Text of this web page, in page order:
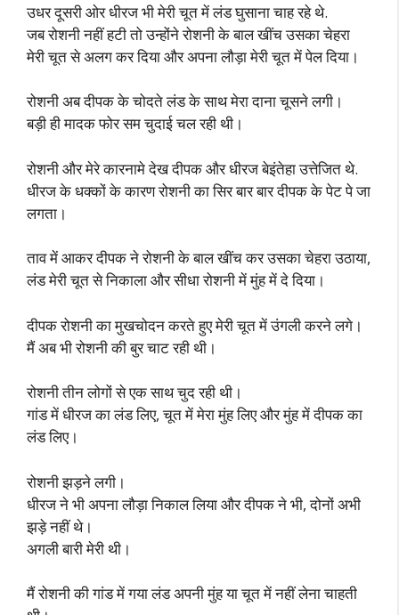
उधर दूसरी ओर धीरज भी मेरी चूत में लंड घुसाना चाह रहे थे.
जब रोशनी नहीं हटी तो उन्होंने रोशनी के बाल खींच उसका चेहरा
मेरी चूत से अलग कर दिया और अपना लौड़ा मेरी चूत में पेल दिया।
रोशनी अब दीपक के चोदते लंड के साथ मेरा दाना चूसने लगी।
बड़ी ही मादक फोर सम चुदाई चल रही थी।
रोशनी और मेरे कारनामे देख दीपक और धीरज बेइंतेहा उत्तेजित थे.
धीरज के धक्कों के कारण रोशनी का सिर बार बार दीपक के पेट पे जा
लगता।
ताव में आकर दीपक ने रोशनी के बाल खींच कर उसका चेहरा उठाया,
लंड मेरी चूत से निकाला और सीधा रोशनी में मुंह में दे दिया।
दीपक रोशनी का मुखचोदन करते हुए मेरी चूत में उंगली करने लगे।
मैं अब भी रोशनी की बुर चाट रही थी।
रोशनी तीन लोगों से एक साथ चुद रही थी।
गांड में धीरज का लंड लिए, चूत में मेरा मुंह लिए और मुंह में दीपक का
लंड लिए।
रोशनी झड़ने लगी।
धीरज ने भी अपना लौड़ा निकाल लिया और दीपक ने भी, दोनों अभी
झड़े नहीं थे।
अगली बारी मेरी थी।
मैं रोशनी की गांड में गया लंड अपनी मुंह या चूत में नहीं लेना चाहती